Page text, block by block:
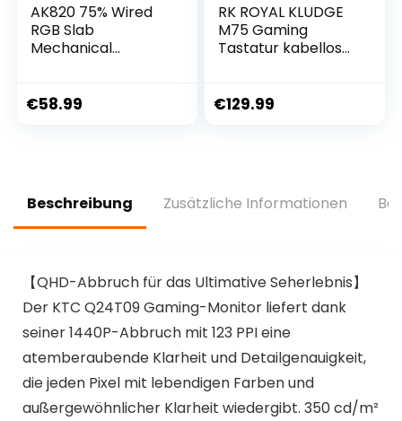
AK820 75% Wired
RGB Slab
Mechanical
Lautstärkeregler,
Swappable Keypad
€58.99
RK ROYAL KLUDGE
M75 Gaming
Tastatur kabellos
Tastatur RGB 2,4
Hot Swappable
€129.99
Beschreibung Zusätzliche Informationen
【QHD-Abbruch für das Ultimative Seherlebnis】
Der KTC Q24T09 Gaming-Monitor liefert dank
seiner 1440P-Abbruch mit 123 PPI eine
atemberaubende Klarheit und Detailgenauigkeit,
die jeden Pixel mit lebendigen Farben und
außergewöhnlicher Klarheit wiedergibt. 350 cd/m²